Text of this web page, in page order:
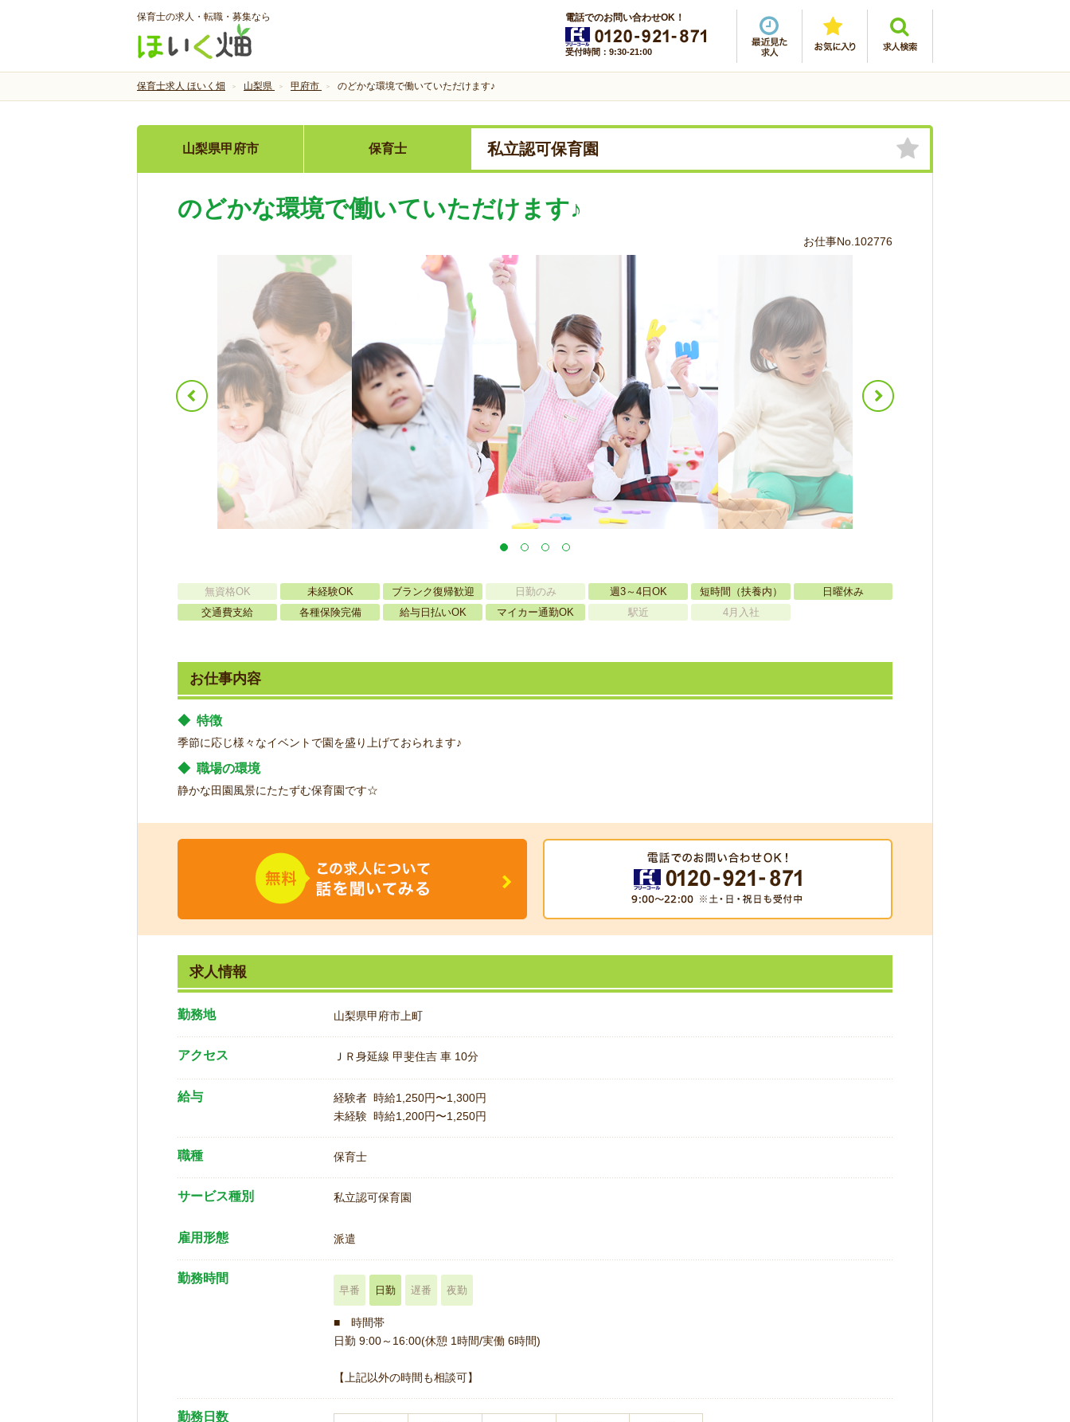
保育士の求人・転職・募集なら 電話でのお問い合わせOK！
受付時間：9:30-21:00
保育士求人 ほいく畑 山梨県 甲府市 のどかな環境で働いていただけます♪
山梨県甲府市 保育士 私立認可保育園
のどかな環境で働いていただけます♪
お仕事No.102776
無資格OK 未経験OK ブランク復帰歓迎 日勤のみ 週3～4日OK 短時間（扶養内）
日曜休み
交通費支給
各種保険完備 給与日払いOK マイカー通勤OK 駅近 4月入社
お仕事内容
◆ 特徴
季節に応じ様々なイベントで園を盛り上げておられます♪
◆ 職場の環境
静かな田園風景にたたずむ保育園です☆
求人情報
勤務地 山梨県甲府市上町
アクセス ＪＲ身延線 甲斐住吉 車 10分
給与
経験者 時給1,250円〜1,300円
未経験 時給1,200円〜1,250円
職種 保育士
サービス種別 私立認可保育園
雇用形態 派遣
勤務時間
早番 日勤 遅番 夜勤
■ 時間帯
日勤 9:00～16:00(休憩 1時間/実働 6時間)
【上記以外の時間も相談可】
勤務日数